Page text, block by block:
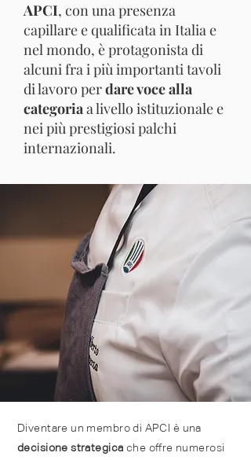
APCI, con una presenza
capillare e qualificata in Italia e
nel mondo, è protagonista di
alcuni fra i più importanti tavoli
di lavoro perdare voce alla
categoriaa livello istituzionale e
nei più prestigiosi palchi
internazionali.
Diventare un membro di APCI è una
decisione strategica che offre numerosi